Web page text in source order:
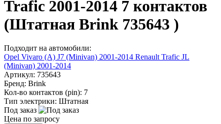
Trafic 2001-2014 7 контактов
(Штатная Brink 735643 )
Подходит на автомобили:
Opel Vivaro (A) J7 (Minivan) 2001-2014 Renault Trafic JL
(Minivan) 2001-2014
Артикул: 735643
Бренд: Brink
Кол-во контактов (pin): 7
Тип электрики: Штатная
Под заказ
Цена по запросу